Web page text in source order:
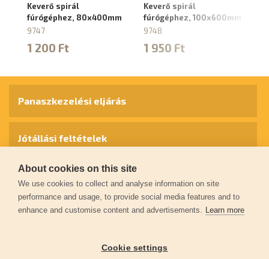
Keverő spirál
fúrógéphez, 80x400mm
9747
1 200 Ft
Keverő spirál
fúrógéphez, 100x600mm
9748
1 950 Ft
Panaszkezelési eljárás
Jótállási feltételek
Személyes adatok védelme
Kapcsolat
Garancia regisztráció
About cookies on this site
We use cookies to collect and analyse information on site
performance and usage, to provide social media features and to
enhance and customise content and advertisements. Learn more
Cookie settings